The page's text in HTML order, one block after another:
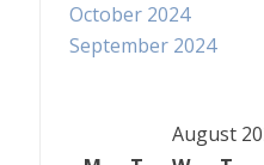
October 2024
September 2024
August